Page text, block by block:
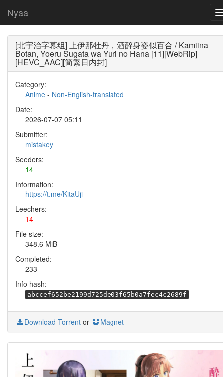
Nyaa
[北宇治字幕组] 上伊那牡丹，酒醉身姿似百合 / Kamiina
Botan, Yoeru Sugata wa Yuri no Hana [11][WebRip]
[HEVC_AAC][简繁日内封]
Category:
Anime - Non-English-translated
Date:
2026-07-07 05:11
Submitter:
mistakey
Seeders:
14
Information:
https://t.me/KitaUji
Leechers:
14
File size:
348.6 MiB
Completed:
233
Info hash:
abccef652be2199d725de03f65b0a7fec4c2689f
Download Torrent or Magnet